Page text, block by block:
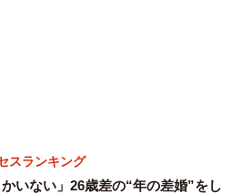
スランキング
かいない」26歳差の“年の差婚”をし